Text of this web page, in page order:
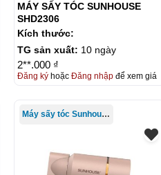
MÁY SẤY TÓC SUNHOUSE
SHD2306
Kích thước:
TG sản xuất: 10 ngày
2**.000 ₫
Đăng kýhoặc Đăng nhậpđể xem giá
Máy sấy tóc Sunhouse